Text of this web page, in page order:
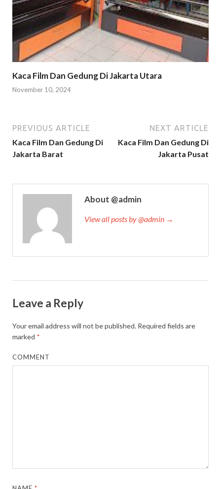
Kaca Film Dan Gedung Di Jakarta Utara
November 10, 2024
PREVIOUS ARTICLE
Kaca Film Dan Gedung Di
Jakarta Barat
NEXT ARTICLE
Kaca Film Dan Gedung Di
Jakarta Pusat
About @admin
View all posts by @admin →
Leave a Reply
Your email address will not be published. Required fields are
marked *
COMMENT